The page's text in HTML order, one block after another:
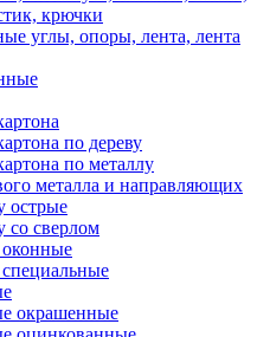
крючки
углы, опоры, лента, лента
по дереву
по металлу
металла и направляющих
острые
со сверлом
окрашенные